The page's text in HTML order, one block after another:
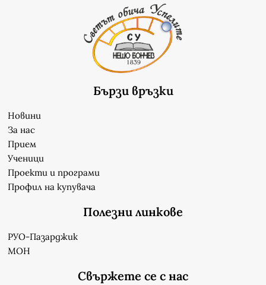
Бързи връзки
Новини
За нас
Прием
Ученици
Проекти и програми
Профил на купувача
Полезни линкове
РУО-Пазарджик
МОН
Свържете се с нас